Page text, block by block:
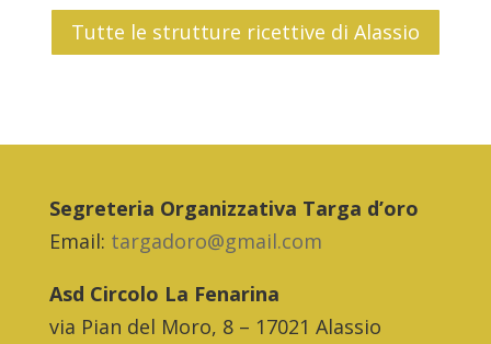
Tutte le strutture ricettive di Alassio
Segreteria Organizzativa Targa d’oro
Email: targadoro@gmail.com
Asd Circolo La Fenarina
via Pian del Moro, 8 – 17021 Alassio